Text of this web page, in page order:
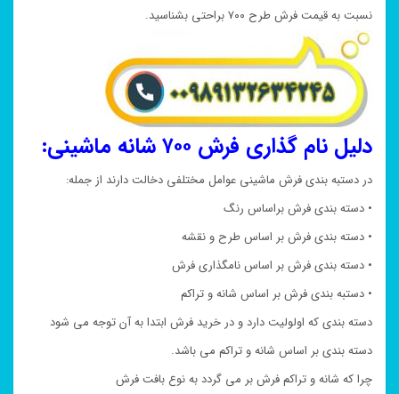
نسبت به قیمت فرش طرح ۷۰۰ براحتی بشناسید.
دلیل نام گذاری فرش ۷۰۰ شانه ماشینی:
در دستبه بندی فرش ماشینی عوامل مختلفی دخالت دارند از جمله:
• دسته بندی فرش براساس رنگ
• دسته بندی فرش بر اساس طرح و نقشه
• دسته بندی فرش بر اساس نامگذاری فرش
• دستبه بندی فرش بر اساس شانه و تراکم
دسته بندی که اولولیت دارد و در خرید فرش ابتدا به آن توجه می شود
دسته بندی بر اساس شانه و تراکم می باشد.
چرا که شانه و تراکم فرش بر می گردد به نوع بافت فرش